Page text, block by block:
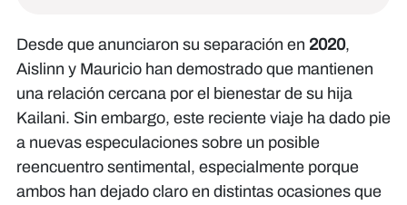
Desde que anunciaron su separación en 2020,
Aislinn y Mauricio han demostrado que mantienen
una relación cercana por el bienestar de su hija
Kailani. Sin embargo, este reciente viaje ha dado pie
a nuevas especulaciones sobre un posible
reencuentro sentimental, especialmente porque
ambos han dejado claro en distintas ocasiones que